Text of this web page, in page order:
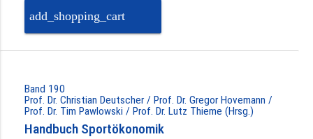
add_shopping_cart
Band 190
Prof. Dr. Christian Deutscher / Prof. Dr. Gregor Hovemann /
Prof. Dr. Tim Pawlowski / Prof. Dr. Lutz Thieme (Hrsg.)
Handbuch Sportökonomik